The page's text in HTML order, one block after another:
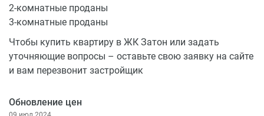
2-комнатные проданы
3-комнатные проданы
Чтобы купить квартиру в ЖК Затон или задать
уточняющие вопросы – оставьте свою заявку на сайте
и вам перезвонит застройщик
Обновление цен